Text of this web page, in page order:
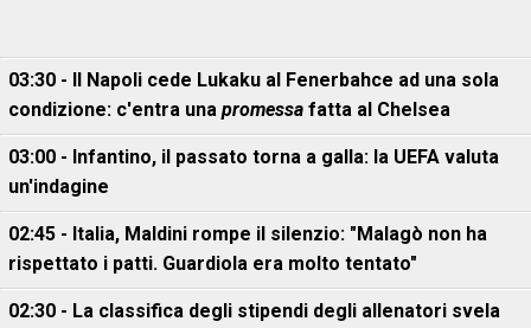
03:30 - Il Napoli cede Lukaku al Fenerbahce ad una sola
condizione: c'entra una promessa fatta al Chelsea
03:00 - Infantino, il passato torna a galla: la UEFA valuta
un'indagine
02:45 - Italia, Maldini rompe il silenzio: "Malagò non ha
rispettato i patti. Guardiola era molto tentato"
02:30 - La classifica degli stipendi degli allenatori svela